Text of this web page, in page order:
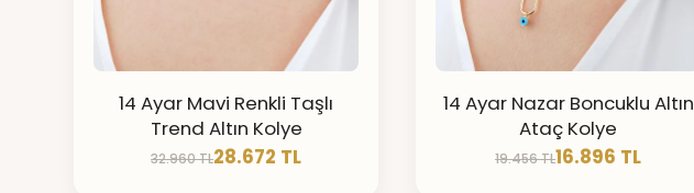
14 Ayar Mavi Renkli Taşlı
Trend Altın Kolye
32.960 TL28.672 TL
14 Ayar Nazar Boncuklu Altın
Ataç Kolye
19.456 TL16.896 TL